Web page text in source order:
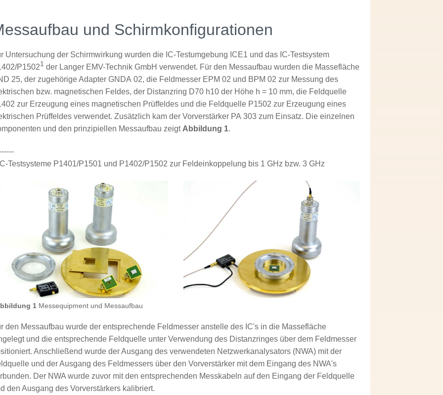
und Schirmkonfigurationen
Untersuchung der Schirmwirkung wurden die IC-Testumgebung ICE1 und das IC-Testsystem
P15021 der Langer EMV-Technik GmbH verwendet. Für den Messaufbau wurden die Massefläche
25, der zugehörige Adapter GNDA 02, die Feldmesser EPM 02 und BPM 02 zur Messung des
bzw. magnetischen Feldes, der Distanzring D70 h10 der Höhe h = 10 mm, die Feldquelle
zur Erzeugung eines magnetischen Prüffeldes und die Feldquelle P1502 zur Erzeugung eines
Prüffeldes verwendet. Zusätzlich kam der Vorverstärker PA 303 zum Einsatz. Die einzelnen
und den prinzipiellen Messaufbau zeigt Abbildung 1.
IC-Testsysteme P1401/P1501 und P1402/P1502 zur Feldeinkoppelung bis 1 GHz bzw. 3 GHz
1 Messequipment und Messaufbau
den Messaufbau wurde der entsprechende Feldmesser anstelle des IC's in die Massefläche
und die entsprechende Feldquelle unter Verwendung des Distanzringes über dem Feldmesser
Anschließend wurde der Ausgang des verwendeten Netzwerkanalysators (NWA) mit der
und der Ausgang des Feldmessers über den Vorverstärker mit dem Eingang des NWA's
Der NWA wurde zuvor mit den entsprechenden Messkabeln auf den Eingang der Feldquelle
den Ausgang des Vorverstärkers kalibriert.